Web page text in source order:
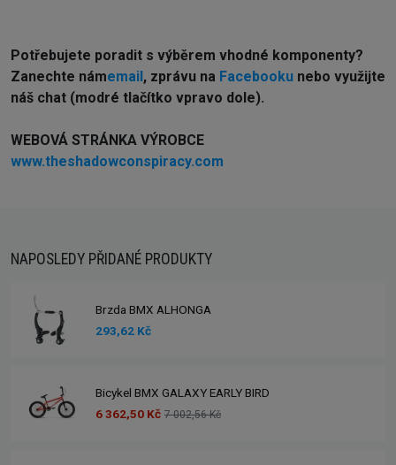
Potřebujete poradit s výběrem vhodné komponenty?
Zanechte námemail, zprávu na Facebooku nebo využijte
náš chat (modré tlačítko vpravo dole).
WEBOVÁ STRÁNKA VÝROBCE
www.theshadowconspiracy.com
NAPOSLEDY PŘIDANÉ PRODUKTY
Brzda BMX ALHONGA
293,62 Kč
Bicykel BMX GALAXY EARLY BIRD
6 362,50 Kč 7 002,56 Kč